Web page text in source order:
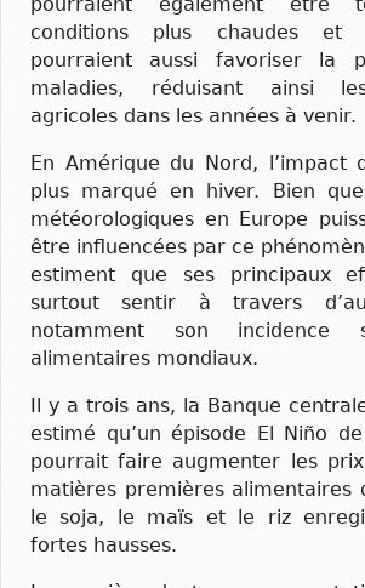
conditions plus chaudes et
pourraient aussi favoriser la
maladies, réduisant ainsi
agricoles dans les années à venir.
En Amérique du Nord, l’impact
plus marqué en hiver. Bien
météorologiques en Europe
être influencées par ce
estiment que ses principaux
surtout sentir à travers
notamment son
alimentaires mondiaux.
Il y a trois ans, la Banque
estimé qu’un épisode El Niño
pourrait faire augmenter les
matières premières alimentaires
le soja, le maïs et le riz
fortes hausses.